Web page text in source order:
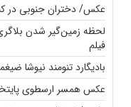
عکس/ دختران جنوبی در
لحظه زمین‌گیر شدن
فیلم
بادیگارد تنومند نیوشا
عکس همسر ارسطوی